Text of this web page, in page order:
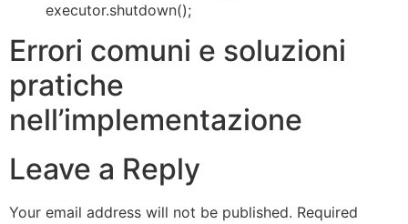
executor.shutdown();
Errori comuni e soluzioni
pratiche
nell’implementazione
Leave a Reply
Your email address will not be published. Required